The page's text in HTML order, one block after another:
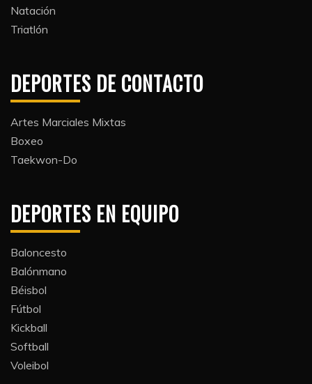
Natación​
Triatlón​
DEPORTES DE CONTACTO
Artes Marciales Mixtas
Boxeo
Taekwon-Do
DEPORTES EN EQUIPO
Baloncesto
Balónmano
Béisbol
Fútbol
Kickball​
Softball​
Voleibol​